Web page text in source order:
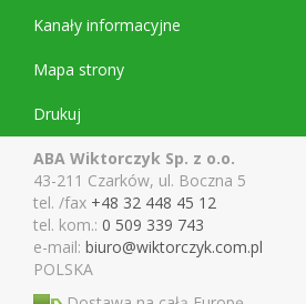
Kanały informacyjne
Mapa strony
Drukuj
ABA Wiktorczyk Sp. z o.o.
43-211 Czarków, ul. Boczna 5
tel. /fax +48 32 448 45 12
tel. kom.: 0 509 339 743
e-mail: biuro@wiktorczyk.com.pl
POLSKA